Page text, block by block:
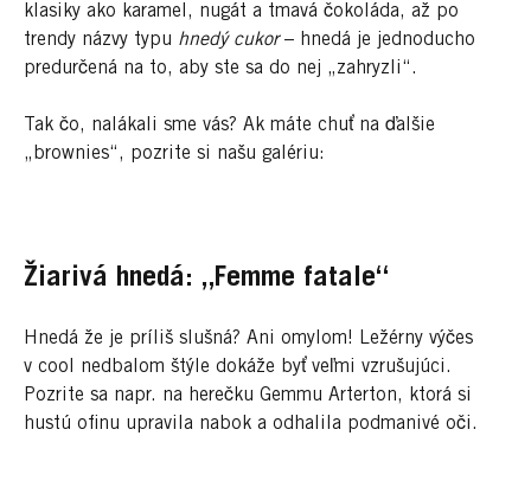
klasiky ako karamel, nugát a tmavá čokoláda, až po
trendy názvy typu hnedý cukor– hnedá je jednoducho
predurčená na to, aby ste sa do nej „zahryzli“.
Tak čo, nalákali sme vás? Ak máte chuť na ďalšie
„brownies“, pozrite si našu galériu:
Žiarivá hnedá: „Femme fatale“
Hnedá že je príliš slušná? Ani omylom! Ležérny výčes
v cool nedbalom štýle dokáže byť veľmi vzrušujúci.
Pozrite sa napr. na herečku Gemmu Arterton, ktorá si
hustú ofinu upravila nabok a odhalila podmanivé oči.